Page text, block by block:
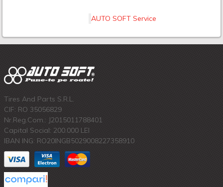
AUTO SOFT Service
Tires And Parts S.R.L.
CIF: RO 35056829
Nr.Reg.Com.: J2015011788401
Capital Social: 200.000 LEI
IBAN ING: RO20INGB5029008227358910